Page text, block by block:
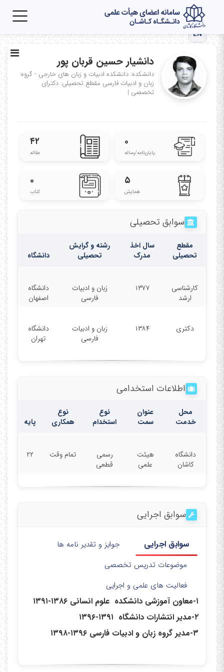
EN
دانشیار حسین قربان پور
دانشکده: دانشکده ادبیات و زبان های خارجی - گروه:
زبان و ادبیات فارسی مقطع تحصیلی: دکترای
تخصصی |
۰
پایان‌نامه‌/رساله
۴۲
مقاله
۵
همایش
۰
کتاب
سوابق تحصیلی
مقطع
تحصیلی
سال اخذ
مدرک
رشته و گرایش
تحصیلی
دانشگاه
کارشناسی
ارشد
۱۳۷۷
زبان و ادبیات
فارسی
دانشگاه
اصفهان
دکتری ۱۳۸۴
زبان و ادبیات
فارسی
دانشگاه
تهران
اطلاعات استخدامی
محل
خدمت
عنوان
سمت
نوع
استخدام
نوع
همکاری
پایه
دانشگاه
کاشان
هیئت
علمی
رسمی
قطعی
تمام وقت ۲۲
سوابق اجرایی
سوابق اجرایی
جوایز و تقدیر نامه ها
موضوعات تدریس تخصصی
فعالیت های علمی و اجرایی
۱-معاون آموزشی دانشکده علوم انسانی ۱۳۸۶-۱۳۹۱
۲-مدیر انتشارات دانشگاه ۱۳۹۱-۱۳۹۶
۳-مدیر گروه زبان و ادبیات فارسی ۱۳۹۶-۱۳۹۸